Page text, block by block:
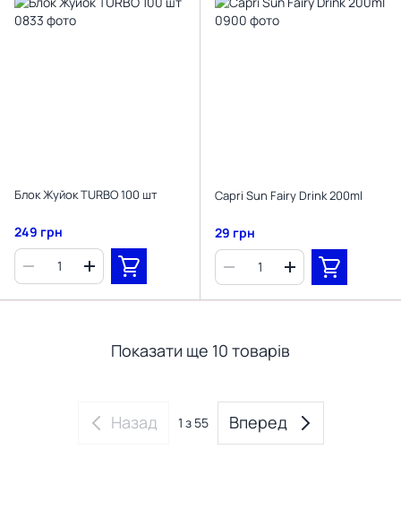
Блок Жуйок TURBO 100 шт
249 грн
Capri Sun Fairy Drink 200ml
29 грн
Показати ще 10 товарів
Назад 1 з 55 Вперед